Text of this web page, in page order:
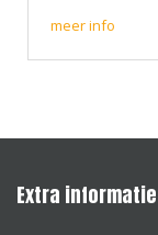
meer info
Extra informatie